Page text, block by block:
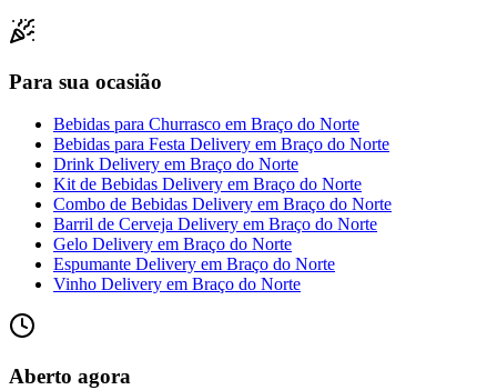
Para sua ocasião
Bebidas para Churrasco em Braço do Norte
Bebidas para Festa Delivery em Braço do Norte
Drink Delivery em Braço do Norte
Kit de Bebidas Delivery em Braço do Norte
Combo de Bebidas Delivery em Braço do Norte
Barril de Cerveja Delivery em Braço do Norte
Gelo Delivery em Braço do Norte
Espumante Delivery em Braço do Norte
Vinho Delivery em Braço do Norte
Aberto agora